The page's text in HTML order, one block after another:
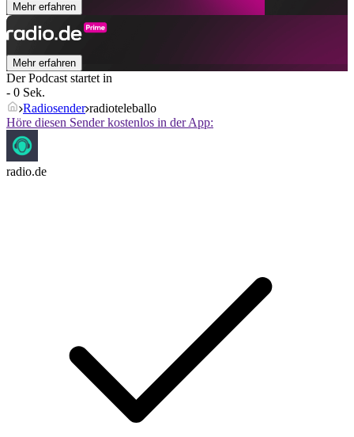
Mehr erfahren
Mehr erfahren
Der Podcast startet in
- 0 Sek.
Radiosender radioteleballo
Höre diesen Sender kostenlos in der App:
radio.de